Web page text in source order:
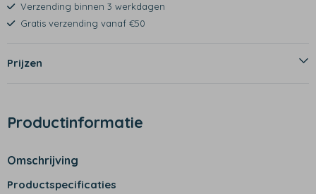
Verzending binnen 3 werkdagen
Gratis verzending vanaf €50
Prijzen
Productinformatie
Omschrijving
Productspecificaties